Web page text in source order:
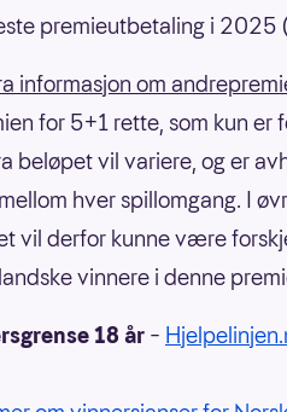
premieutbetaling i 2025
informasjon om
for 5+1 rette, som kun er
beløpet vil variere, og er
hver spillomgang. I
vil derfor kunne være
vinnere i denne
18 år –